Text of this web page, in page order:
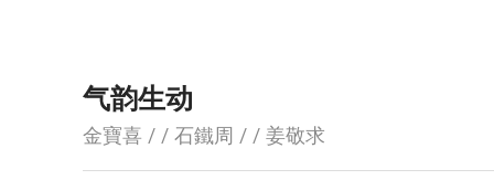
气韵生动
金寶喜 / / 石鐵周 / / 姜敬求